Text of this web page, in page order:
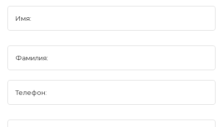
Имя:
Фамилия:
Телефон: